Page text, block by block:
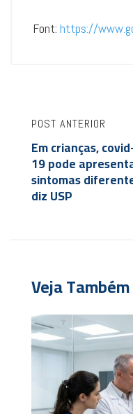
Font: https://
POST ANTERIOR
Em crianças,
19 pode
sintomas
diz USP
Veja Também